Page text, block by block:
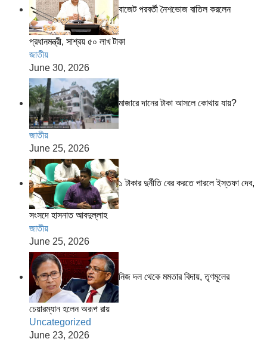
বাজেট পরবর্তী নৈশভোজ বাতিল করলেন
প্রধানমন্ত্রী, সাশ্রয় ৫০ লাখ টাকা
জাতীয়
June 30, 2026
মাজারে দানের টাকা আসলে কোথায় যায়?
জাতীয়
June 25, 2026
১ টাকার দুর্নীতি বের করতে পারলে ইস্তফা দেব,
সংসদে হাসনাত আবদুল্লাহ
জাতীয়
June 25, 2026
নিজ দল থেকে মমতার বিদায়, তৃণমূলের
চেয়ারম্যান হলেন অরূপ রায়
Uncategorized
June 23, 2026